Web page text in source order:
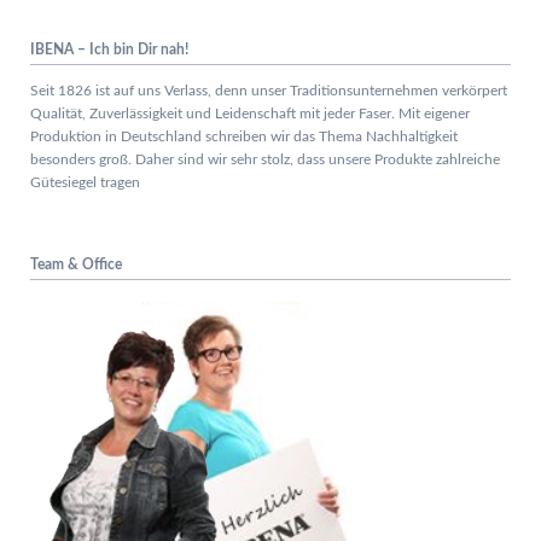
IBENA – Ich bin Dir nah!
Seit 1826 ist auf uns Verlass, denn unser Traditionsunternehmen verkörpert
Qualität, Zuverlässigkeit und Leidenschaft mit jeder Faser. Mit eigener
Produktion in Deutschland schreiben wir das Thema Nachhaltigkeit
besonders groß. Daher sind wir sehr stolz, dass unsere Produkte zahlreiche
Gütesiegel tragen
Team & Office